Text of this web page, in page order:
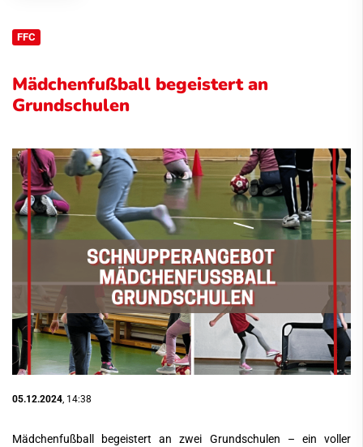
FFC
Mädchenfußball begeistert an
Grundschulen
05.12.2024 , 14:38
Mädchenfußball begeistert an zwei Grundschulen – ein voller